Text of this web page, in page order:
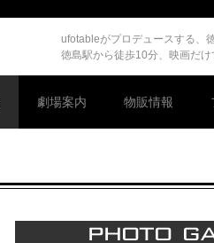
ufotableがプロデュースする、
徳島駅から徒歩10分、映画だけ
劇場案内 物販情報